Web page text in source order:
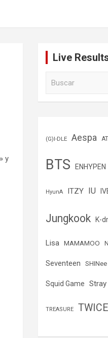
» y
Live
(G)I-DLE Aespa
BTS ENHYPEN
HyunA ITZY IU
Jungkook K-
Lisa MAMAMOO
Seventeen SHINee
Squid Game
TREASURE TWICE